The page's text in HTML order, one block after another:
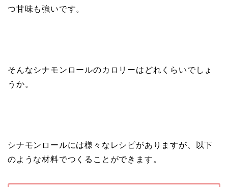
つ甘味も強いです。
そんなシナモンロールのカロリーはどれくらいでしょ
うか。
シナモンロールには様々なレシピがありますが、以下
のような材料でつくることができます。